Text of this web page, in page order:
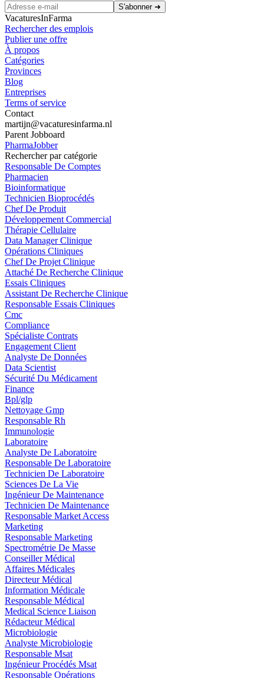
S'abonner ➜
VacaturesInFarma
Rechercher des emplois
Publier une offre
À propos
Catégories
Provinces
Blog
Entreprises
Terms of service
Contact
martijn@vacaturesinfarma.nl
Parent Jobboard
PharmaJobber
Rechercher par catégorie
Responsable De Comptes
Pharmacien
Bioinformatique
Technicien Bioprocédés
Chef De Produit
Développement Commercial
Thérapie Cellulaire
Data Manager Clinique
Opérations Cliniques
Chef De Projet Clinique
Attaché De Recherche Clinique
Essais Cliniques
Assistant De Recherche Clinique
Responsable Essais Cliniques
Cmc
Compliance
Spécialiste Contrats
Engagement Client
Analyste De Données
Data Scientist
Sécurité Du Médicament
Finance
Bpl/glp
Nettoyage Gmp
Responsable Rh
Immunologie
Laboratoire
Analyste De Laboratoire
Responsable De Laboratoire
Technicien De Laboratoire
Sciences De La Vie
Ingénieur De Maintenance
Technicien De Maintenance
Responsable Market Access
Marketing
Responsable Marketing
Spectrométrie De Masse
Conseiller Médical
Affaires Médicales
Directeur Médical
Information Médicale
Responsable Médical
Medical Science Liaison
Rédacteur Médical
Microbiologie
Analyste Microbiologie
Responsable Msat
Ingénieur Procédés Msat
Responsable Opérations